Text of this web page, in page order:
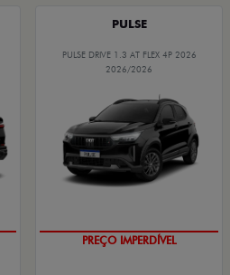
PULSE
PULSE DRIVE 1.3 AT FLEX 4P 2026
2026/2026
PREÇO IMPERDÍVEL
BARATO DO BRASIL